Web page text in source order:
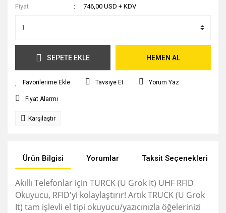
Fiyat
746,00 USD + KDV
SEPETE EKLE HEMEN AL
Tavsiye Et Yorum Yaz
Fiyat Alarmı
Karşılaştır
Ürün Bilgisi Yorumlar Taksit Seçenekleri
Akıllı Telefonlar için TURCK (U Grok It) UHF RFID
Okuyucu, RFID'yi kolaylaştırır! Artık TRUCK (U Grok
It) tam işlevli el tipi okuyucu/yazıcınızla öğelerinizi